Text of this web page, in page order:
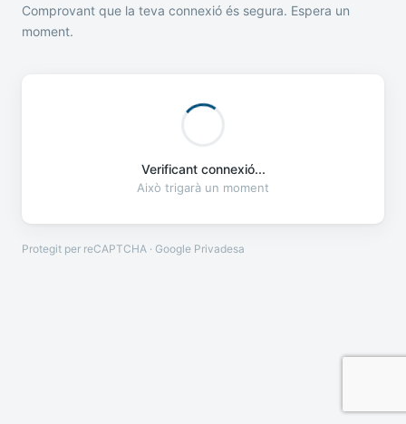
Comprovant que la teva connexió és segura. Espera un
moment.
Verificant connexió...
Això trigarà un moment
Protegit per reCAPTCHA · Google Privadesa